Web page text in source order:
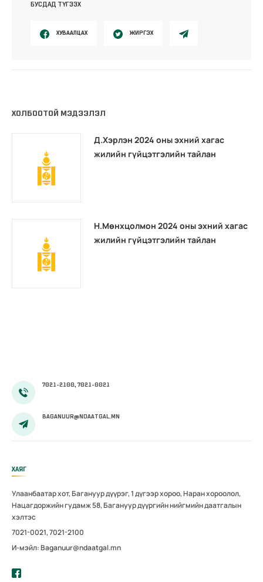
БУСДАД ТҮГЭЭХ
ХУВААЛЦАХ ЖИРГЭХ
ХОЛБООТОЙ МЭДЭЭЛЭЛ
Д.Хэрлэн 2024 оны эхний хагас
жилийн гүйцэтгэлийн тайлан
Н.Мөнхцолмон 2024 оны эхний хагас
жилийн гүйцэтгэлийн тайлан
7021-2100, 7021-0021
BAGANUUR@NDAATGAL.MN
ХАЯГ
Улаанбаатар хот, Багануур дүүрэг, 1 дүгээр хороо, Наран хороолол,
Нацагдоржийн гудамж 58, Багануур дүүргийн нийгмийн даатгалын
хэлтэс
7021-0021, 7021-2100
И-мэйл: Baganuur@ndaatgal.mn